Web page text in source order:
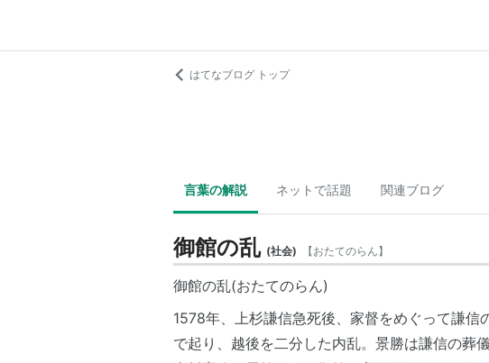
はてなブログ トップ
言葉の解説 ネットで話題 関連ブログ
御館の乱 (社会) 【おたてのらん】
御館の乱(おたてのらん)
1578年、上杉謙信急死後、家督をめぐって謙信
で起り、越後を二分した内乱。景勝は謙信の葬